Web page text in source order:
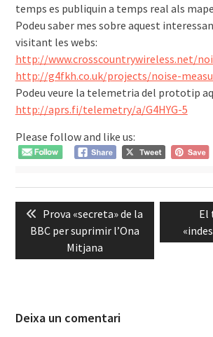
temps es publiquin a temps real als
Podeu saber mes sobre aquest
visitant les webs:
http://www.crosscountrywireless.net/
http://g4fkh.co.uk/projects/noise-
Podeu veure la telemetria del prototip
http://aprs.fi/telemetry/a/G4HYG-5
Please follow and like us:
Navegació
d'entrades
Previous
post:
Prova «secreta» de la
BBC per suprimir l’Ona
Mitjana
El
Deixa un comentari